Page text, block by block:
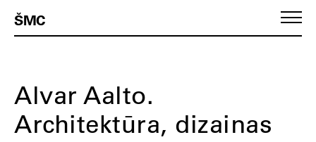
ŠMC
Alvar Aalto.
Architektūra, dizainas